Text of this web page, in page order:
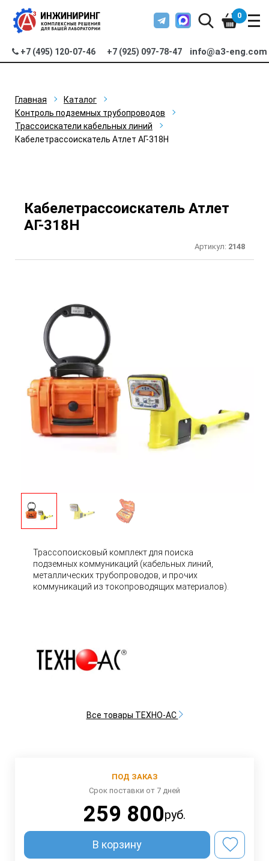
+7 (495) 120-07-46 +7 (925) 097-78-47 info@a3-eng.com
0
Главная
Каталог
Контроль подземных трубопроводов
Трассоискатели кабельных линий
Кабелетрассоискатель Атлет АГ-318Н
Кабелетрассоискатель Атлет
АГ-318Н
Артикул: 2148
Трассопоисковый комплект для поиска
подземных коммуникаций (кабельных линий,
металлических трубопроводов, и прочих
коммуникаций из токопроводящих материалов).
Все товары ТЕХНО-АС
ПОД ЗАКАЗ
Срок поставки от 7 дней
259 800руб.
В корзину